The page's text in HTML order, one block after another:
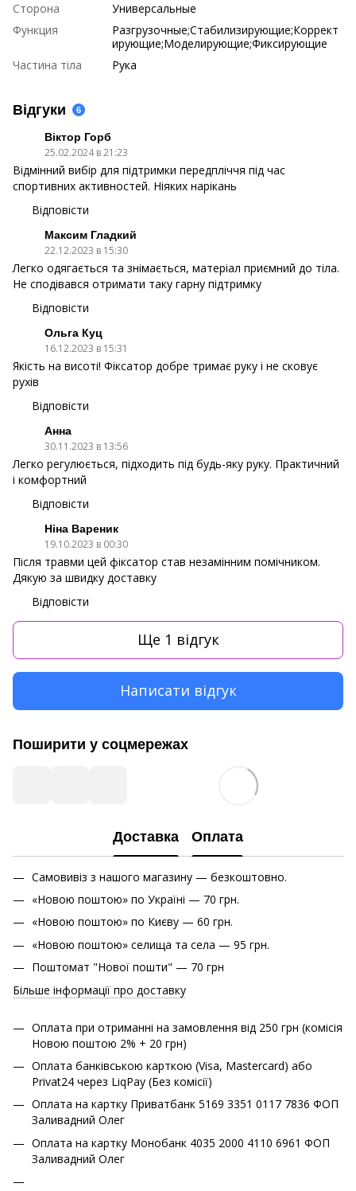
Сторона
Универсальные
Функция
Разгрузочные;Стабилизирующие;Коррект
ирующие;Моделирующие;Фиксирующие
Частина тіла
Рука
Відгуки 6
Віктор Горб
25.02.2024 в 21:23
Відмінний вибір для підтримки передпліччя під час
спортивних активностей. Ніяких нарікань
Відповісти
Максим Гладкий
22.12.2023 в 15:30
Легко одягається та знімається, матеріал приємний до тіла.
Не сподівався отримати таку гарну підтримку
Відповісти
Ольга Куц
16.12.2023 в 15:31
Якість на висоті! Фіксатор добре тримає руку і не сковує
рухів
Відповісти
Анна
30.11.2023 в 13:56
Легко регулюється, підходить під будь-яку руку. Практичний
і комфортний
Відповісти
Ніна Вареник
19.10.2023 в 00:30
Після травми цей фіксатор став незамінним помічником.
Дякую за швидку доставку
Відповісти
Ще 1 відгук
Написати відгук
Поширити у соцмережах
Доставка Оплата
Самовивіз з нашого магазину — безкоштовно.
«Новою поштою» по Україні — 70 грн.
«Новою поштою» по Києву — 60 грн.
«Новою поштою» cелища та села — 95 грн.
Поштомат "Нової пошти" — 70 грн
Більше інформації про доставку
Оплата при отриманні на замовлення від 250 грн (комісія
Новою поштою 2% + 20 грн)
Оплата банківською карткою (Visa, Mastercard) або
Privat24 через LiqPay (Без комісії)
Оплата на картку Приватбанк 5169 3351 0117 7836 ФОП
Заливадний Олег
Оплата на картку Монобанк 4035 2000 4110 6961 ФОП
Заливадний Олег